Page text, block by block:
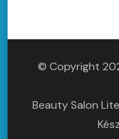
© Copyright
Beauty Salon